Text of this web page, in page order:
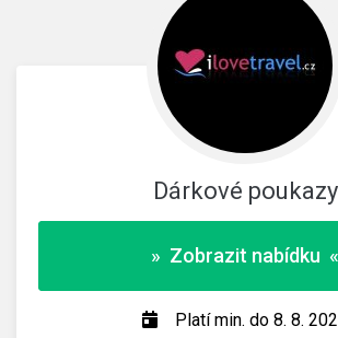
Dárkové poukazy
» Zobrazit nabídku «
Platí min. do 8. 8.